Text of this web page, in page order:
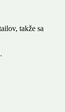
takže sa